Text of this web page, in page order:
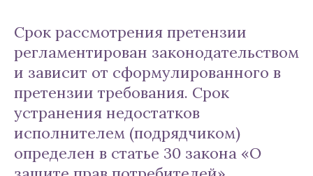
Срок рассмотрения претензии
регламентирован законодательством
и зависит от сформулированного в
претензии требования. Срок
устранения недостатков
исполнителем (подрядчиком)
определен в статье 30 закона «О